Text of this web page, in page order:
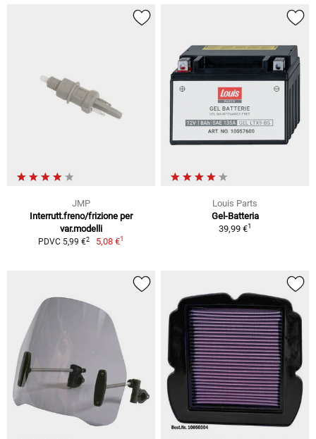
JMP
Interrutt.freno/frizione per
var.modelli
PDVC 5,99 €2 5,08 €1
Louis Parts
Gel-Batteria
39,99 €1